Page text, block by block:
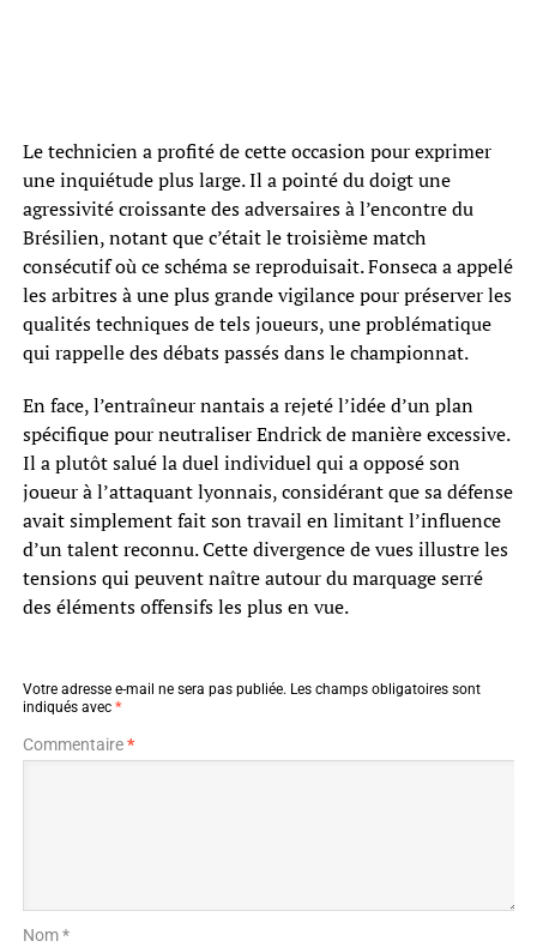
Le technicien a profité de cette occasion pour exprimer
une inquiétude plus large. Il a pointé du doigt une
agressivité croissante des adversaires à l’encontre du
Brésilien, notant que c’était le troisième match
consécutif où ce schéma se reproduisait. Fonseca a appelé
les arbitres à une plus grande vigilance pour préserver les
qualités techniques de tels joueurs, une problématique
qui rappelle des débats passés dans le championnat.
En face, l’entraîneur nantais a rejeté l’idée d’un plan
spécifique pour neutraliser Endrick de manière excessive.
Il a plutôt salué la duel individuel qui a opposé son
joueur à l’attaquant lyonnais, considérant que sa défense
avait simplement fait son travail en limitant l’influence
d’un talent reconnu. Cette divergence de vues illustre les
tensions qui peuvent naître autour du marquage serré
des éléments offensifs les plus en vue.
Votre adresse e-mail ne sera pas publiée. Les champs obligatoires sont
indiqués avec *
Commentaire*
Nom *